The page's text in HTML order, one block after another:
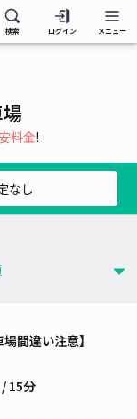
検索 ログイン メニュー
料金!
なし
間違い注意】
15分